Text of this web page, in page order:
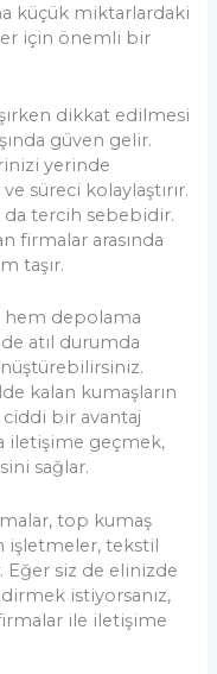
küçük miktarlardaki
için önemli bir
dikkat edilmesi
güven gelir.
yerinde
süreci kolaylaştırır.
da tercih sebebidir.
firmalar arasında
taşır.
hem depolama
atıl durumda
kalan kumaşların
bir avantaj
iletişime geçmek,
sağlar.
top kumaş
işletmeler, tekstil
Eğer siz de elinizde
istiyorsanız,
ile iletişime